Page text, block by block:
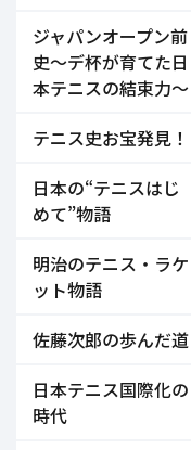
ジャパンオープン前
史～デ杯が育てた日
本テニスの結束力～
テニス史お宝発見！
日本の“テニスはじ
めて”物語
明治のテニス・ラケ
ット物語
佐藤次郎の歩んだ道
日本テニス国際化の
時代